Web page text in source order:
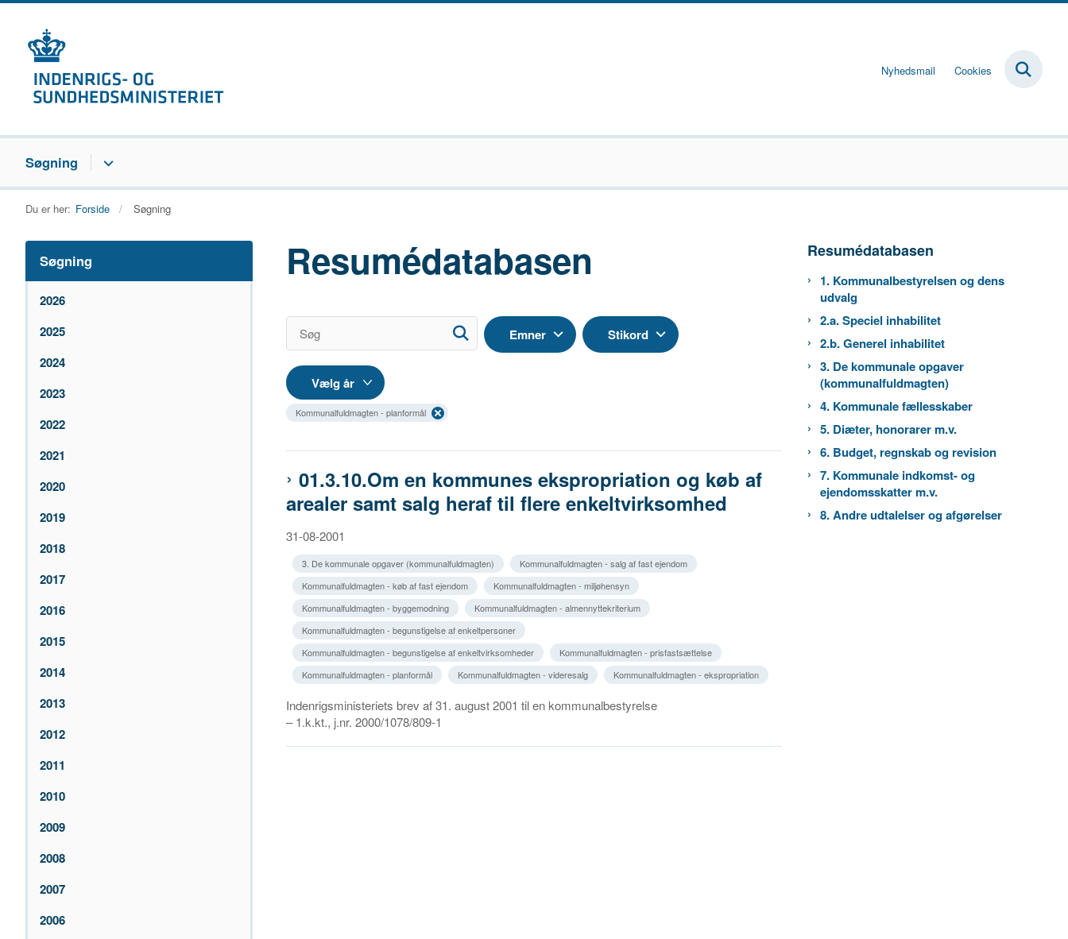
Nyhedsmail Cookies
Søgning
Du er her: Forside Søgning
Søgning
2026
2025
2024
2023
2022
2021
2020
2019
2018
2017
2016
2015
2014
2013
2012
2011
2010
2009
2008
2007
2006
Resumédatabasen
Emner Stikord
Kommunalfuldmagten - planformål
01.3.10.Om en kommunes ekspropriation og køb af
arealer samt salg heraf til flere enkeltvirksomhed
31-08-2001
3. De kommunale opgaver (kommunalfuldmagten)
Kommunalfuldmagten - salg af fast ejendom
Kommunalfuldmagten - køb af fast ejendom
Kommunalfuldmagten - miljøhensyn
Kommunalfuldmagten - byggemodning
Kommunalfuldmagten - almennyttekriterium
Kommunalfuldmagten - begunstigelse af enkeltpersoner
Kommunalfuldmagten - begunstigelse af enkeltvirksomheder
Kommunalfuldmagten - prisfastsættelse
Kommunalfuldmagten - planformål
Kommunalfuldmagten - videresalg Kommunalfuldmagten - ekspropriation
Indenrigsministeriets brev af 31. august 2001 til en kommunalbestyrelse
– 1.k.kt., j.nr. 2000/1078/809-1
Resumédatabasen
1. Kommunalbestyrelsen og dens
udvalg
2.a. Speciel inhabilitet
2.b. Generel inhabilitet
3. De kommunale opgaver
(kommunalfuldmagten)
4. Kommunale fællesskaber
5. Diæter, honorarer m.v.
6. Budget, regnskab og revision
7. Kommunale indkomst- og
ejendomsskatter m.v.
8. Andre udtalelser og afgørelser